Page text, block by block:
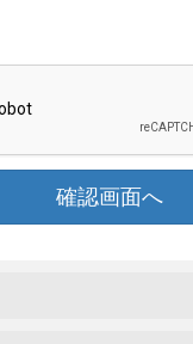
確認画面へ